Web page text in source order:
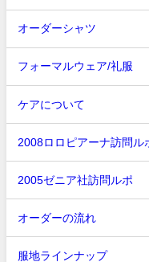
オーダーシャツ
フォーマルウェア/礼服
ケアについて
2008ロロピアーナ訪問ル
2005ゼニア社訪問ルポ
オーダーの流れ
服地ラインナップ